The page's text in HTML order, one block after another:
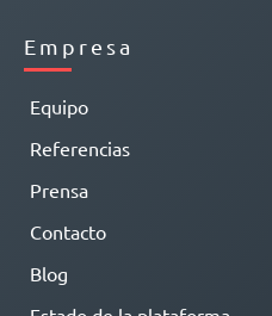
Empresa
Equipo
Referencias
Prensa
Contacto
Blog